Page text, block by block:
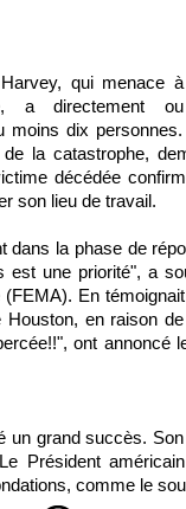
qui menace à
a directement ou
moins dix personnes.
la catastrophe,
décédée
son lieu de travail.
dans la phase de
est une priorité", a
En
en raison
ont annoncé
un grand succès.
Président
comme le